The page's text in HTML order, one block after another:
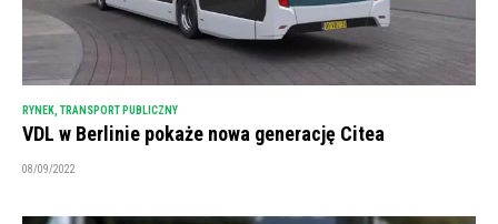
RYNEK TRANSPORT PUBLICZNY
VDL w Berlinie pokaże nowa generację Citea
08/09/2022